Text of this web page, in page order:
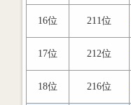
16位 211位
17位 212位
18位 216位